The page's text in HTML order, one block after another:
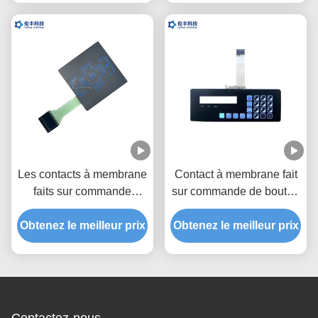
Les contacts à membrane
faits sur commande
imperméables de haute
performance CHOIENT le
matériel de polyester
Obtenez le meilleur prix
Contact à membrane fait
sur commande de bouton
de polyester avec le
connecteur de 2.54mm
Obtenez le meilleur prix